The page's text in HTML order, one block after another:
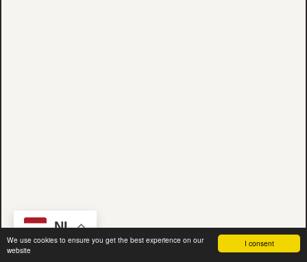
I consent
We use cookies to ensure you get the best experience on our
website
NL